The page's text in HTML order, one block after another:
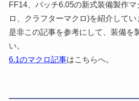
FF14、パッチ6.05の新式装備製作マ
ロ、クラフターマクロ)を紹介してい
是非この記事を参考にして、装備を
い。
6.1のマクロ記事はこちらへ。